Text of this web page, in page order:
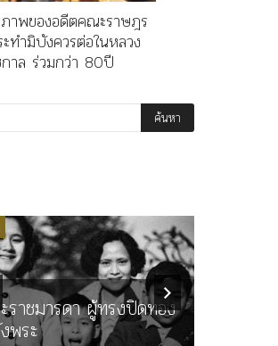
าพของอดีตคณะราษฎร
ทำมิบังควรต่อในหลวง
าล ร่วมกว่า 80ปี
ราชมารดา ผู้ทรงปิดทอง
พระ